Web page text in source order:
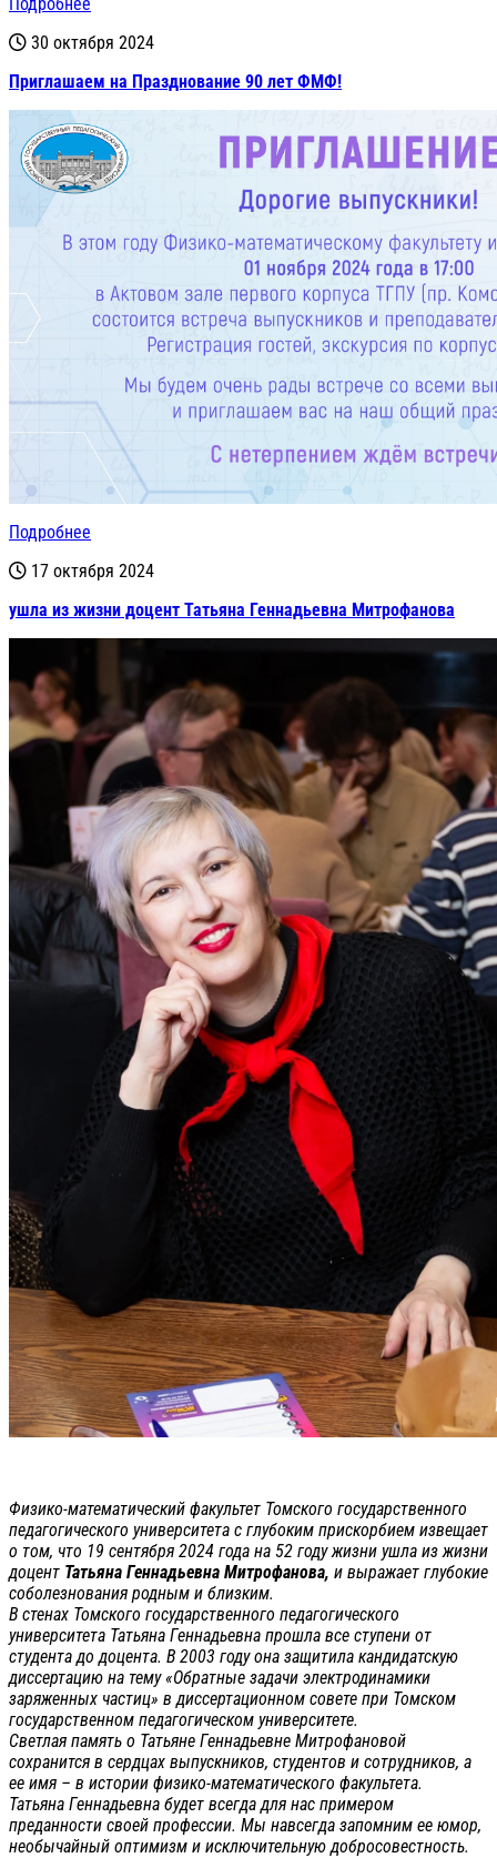
30 октября 2024
Приглашаем на Празднование 90 лет ФМФ!
Подробнее
17 октября 2024
ушла из жизни доцент Татьяна Геннадьевна Митрофанова
Физико-математический факультет Томского государственного
педагогического университета с глубоким прискорбием извещает
о том, что 19 сентября 2024 года на 52 году жизни ушла из жизни
доцент Татьяна Геннадьевна Митрофанова, и выражает глубокие
соболезнования родным и близким.
В стенах Томского государственного педагогического
университета Татьяна Геннадьевна прошла все ступени от
студента до доцента. В 2003 году она защитила кандидатскую
диссертацию на тему «Обратные задачи электродинамики
заряженных частиц» в диссертационном совете при Томском
государственном педагогическом университете.
Светлая память о Татьяне Геннадьевне Митрофановой
сохранится в сердцах выпускников, студентов и сотрудников, а
ее имя – в истории физико-математического факультета.
Татьяна Геннадьевна будет всегда для нас примером
преданности своей профессии. Мы навсегда запомним ее юмор,
необычайный оптимизм и исключительную добросовестность.